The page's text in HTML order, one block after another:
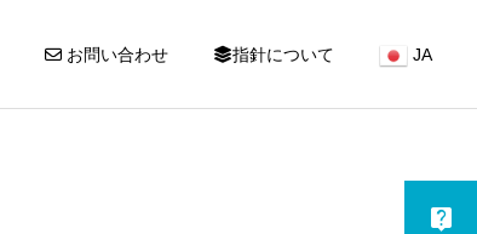
お問い合わせ 指針について JA